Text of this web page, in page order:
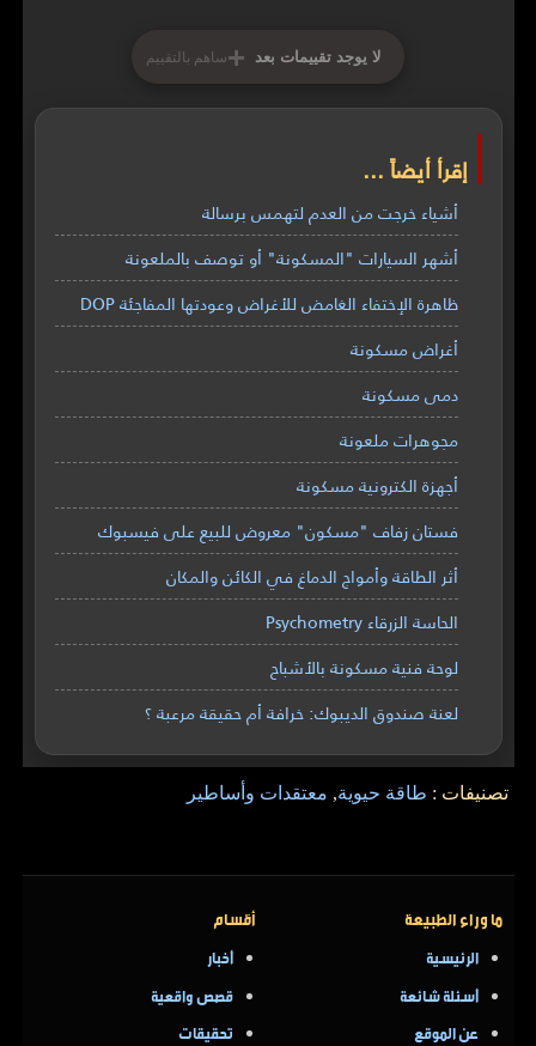
لا يوجد تقييمات بعد +ساهم بالتقييم
إقرأ أيضاً ...
أشياء خرجت من العدم لتهمس برسالة
أشهر السيارات "المسكونة" أو توصف بالملعونة
ظاهرة الإختفاء الغامض للأغراض وعودتها المفاجئة DOP
أغراض مسكونة
دمى مسكونة
مجوهرات ملعونة
أجهزة الكترونية مسكونة
فستان زفاف "مسكون" معروض للبيع على فيسبوك
أثر الطاقة وأمواج الدماغ في الكائن والمكان
الحاسة الزرقاء Psychometry
لوحة فنية مسكونة بالأشباح
لعنة صندوق الديبوك: خرافة أم حقيقة مرعبة ؟
تصنيفات : طاقة حيوية, معتقدات وأساطير
ما وراء الطبيعة
الرئيسية
أسئلة شائعة
عن الموقع
أقسام
أخبار
قصص واقعية
تحقيقات